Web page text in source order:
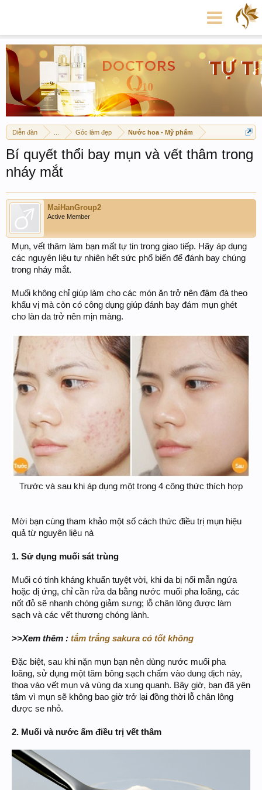
Diễn đàn Góc làm đẹp Nước hoa - Mỹ phẩm
Bí quyết thổi bay mụn và vết thâm trong
nháy mắt
MaiHanGroup2
Active Member
Mụn, vết thâm làm bạn mất tự tin trong giao tiếp. Hãy áp dụng
các nguyên liệu tự nhiên hết sức phổ biến để đánh bay chúng
trong nháy mắt.
Muối không chỉ giúp làm cho các món ăn trở nên đậm đà theo
khẩu vị mà còn có công dụng giúp đánh bay đám mụn ghét
cho làn da trở nên mịn màng.
Trước và sau khi áp dụng một trong 4 công thức thích hợp​
Mời bạn cùng tham khảo một số cách thức điều trị mụn hiệu
quả từ nguyên liệu nà
1. Sử dụng muối sát trùng
Muối có tính kháng khuẩn tuyệt vời, khi da bị nổi mẫn ngứa
hoặc dị ứng, chỉ cần rửa da bằng nước muối pha loãng, các
nốt đỏ sẽ nhanh chóng giảm sưng; lỗ chân lông được làm
sạch và các vết thương chóng lành.
>>Xem thêm : tắm trắng sakura có tốt không
Đặc biệt, sau khi nặn mụn bạn nên dùng nước muối pha
loãng, sử dụng một tăm bông sạch chấm vào dung dịch này,
thoa vào vết mụn và vùng da xung quanh. Bây giờ, bạn đã yên
tâm vì mụn sẽ không bao giờ trở lại đồng thời lỗ chân lông
được se nhỏ.
2. Muối và nước ấm điều trị vết thâm